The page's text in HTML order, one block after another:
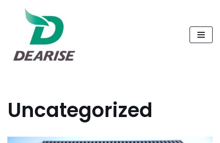
テ
ス
ッ
Uncategorized